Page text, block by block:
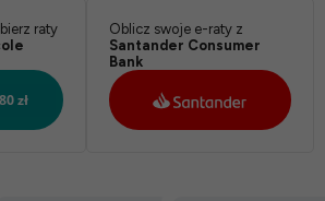
raty
Oblicz swoje e-raty z
Santander Consumer
Bank